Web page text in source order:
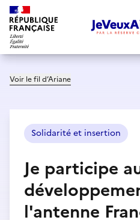
Voir le fil d’Ariane
Solidarité et insertion
Je participe
l'antenne